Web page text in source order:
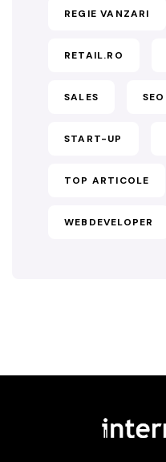
REGIE VANZARI
RETAIL.RO
SALES SEO
START-UP
TOP ARTICOLE
WEBDEVELOPER